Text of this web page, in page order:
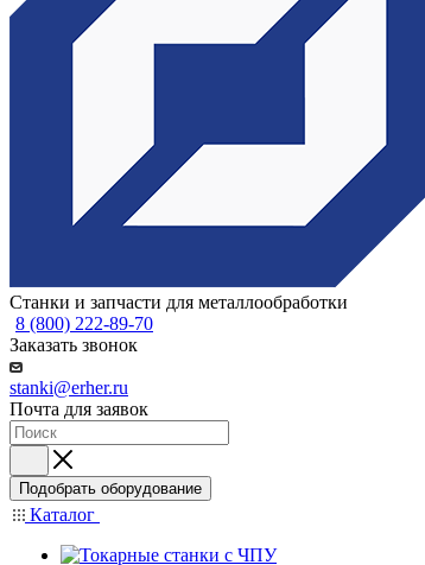
Станки и запчасти для металлообработки
8 (800) 222-89-70
Заказать звонок
stanki@erher.ru
Почта для заявок
Подобрать оборудование
Каталог